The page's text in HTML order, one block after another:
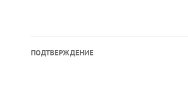
ПОДТВЕРЖДЕНИЕ